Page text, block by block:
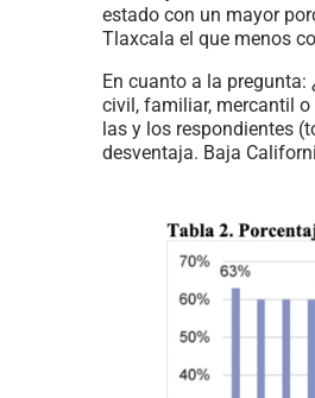
estado con un mayor
Tlaxcala el que menos
En cuanto a la pregunta:
civil, familiar, mercantil
las y los respondientes
desventaja. Baja